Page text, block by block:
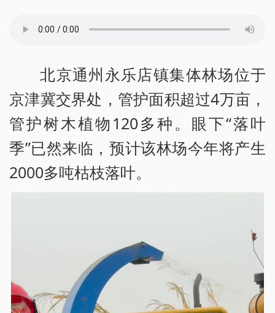
北京通州永乐店镇集体林场位于
京津冀交界处，管护面积超过4万亩，
管护树木植物120多种。眼下“落叶
季”已然来临，预计该林场今年将产生
2000多吨枯枝落叶。